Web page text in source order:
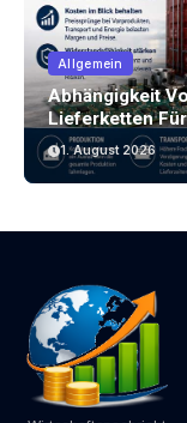
Allgemein
Abhängigkeit
Lieferketten
Bergen
1. August 2026